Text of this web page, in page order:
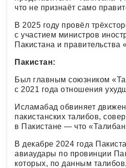
что не признаёт само
В 2025 году провёл
с участием министров
Пакистана и правительства
Пакистан:
Был главным союзником
с 2021 года отношения
Исламабад обвиняет
пакистанских талибов,
в Пакистане — что
В декабре 2024 года
авиаудары по провинции
которых, по данным